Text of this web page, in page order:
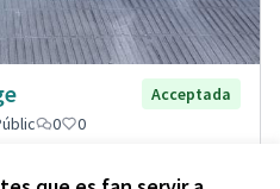
Acceptada
0 0